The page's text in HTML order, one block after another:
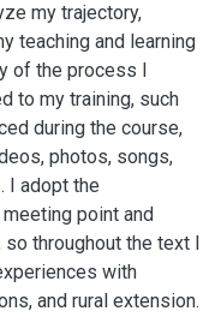
my trajectory,
teaching and learning
of the process I
to my training, such
during the course,
photos, songs,
I adopt the
point and
throughout the text I
with
and rural extension.